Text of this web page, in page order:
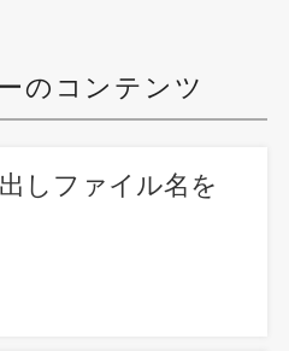
のコンテンツ
しファイル名を